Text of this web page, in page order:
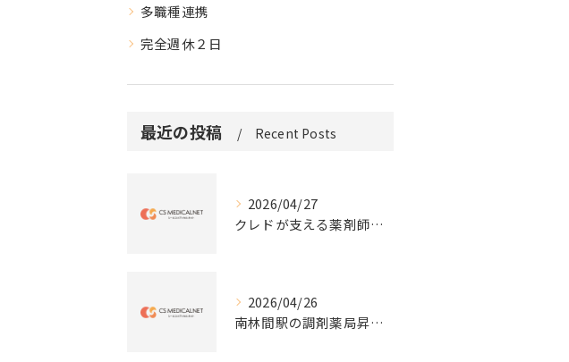
多職種連携
完全週休２日
最近の投稿 Recent Posts
2026/04/27
クレドが支える薬剤師の働き方と成長
2026/04/26
南林間駅の調剤薬局昇給と評価